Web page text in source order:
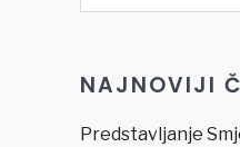
NAJNOVIJI
Predstavljanje